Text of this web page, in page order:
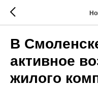
В
активное
жилого